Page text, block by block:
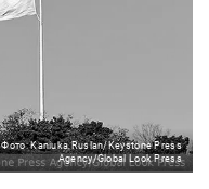
Фото: Kaniuka Ruslan/Keystone Press
Agency/Global Look Press